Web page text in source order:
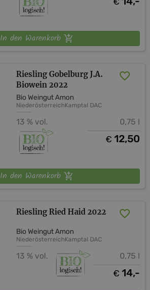
In den Warenkorb
Riesling Gobelburg J.A.
Biowein 2022
Bio Weingut Amon
NiederösterreichKamptal DAC
13 % vol. 0,75 l
€ 12,50
In den Warenkorb
Riesling Ried Haid 2022
Bio Weingut Amon
NiederösterreichKamptal DAC
13 % vol. 0,75 l
€ 14,-